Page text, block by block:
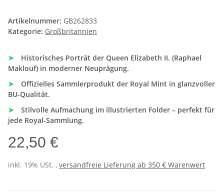
Artikelnummer: GB262833
Kategorie: Großbritannien
➤
Historisches Porträt der Queen Elizabeth II. (Raphael
Maklouf) in moderner Neuprägung.
➤
Offizielles Sammlerprodukt der Royal Mint in glanzvoller
BU-Qualität.
➤
Stilvolle Aufmachung im illustrierten Folder – perfekt für
jede Royal-Sammlung.
22,50 €
inkl. 19% USt. , versandfreie Lieferung ab 350 € Warenwert